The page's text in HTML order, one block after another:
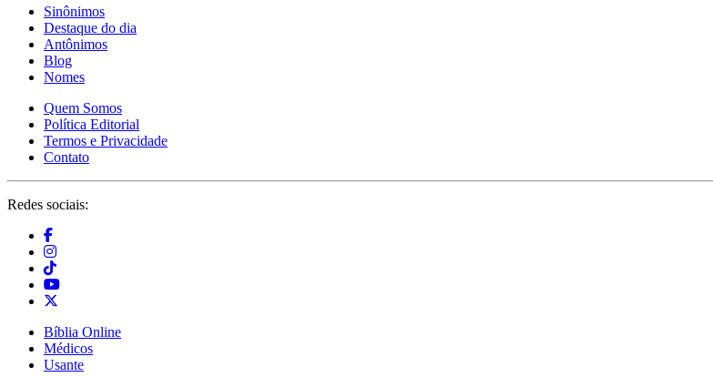
Sinônimos
Destaque do dia
Antônimos
Blog
Nomes
Quem Somos
Política Editorial
Termos e Privacidade
Contato
Redes sociais:
Bíblia Online
Médicos
Usante